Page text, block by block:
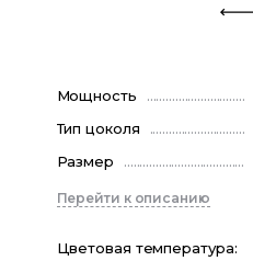
Мощность
Тип цоколя
Размер
Перейти к описанию
Цветовая температура: